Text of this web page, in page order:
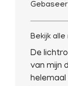
Bekijk
De
van mijn
helemaal